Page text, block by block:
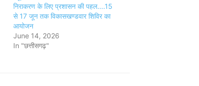
निराकरण के लिए प्रशासन की पहल....15
से 17 जून तक विकासखण्डवार शिविर का
आयोजन
June 14, 2026
In "छत्तीसगढ़"